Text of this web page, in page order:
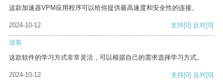
这款加速器VPM应用程序可以给你提供最高速度和安全性的连接。
2024-10-12 支持[0] 反对[0]
游客
这款软件的学习方式非常灵活，可以根据自己的需求选择学习方式。
2024-10-12 支持[0] 反对[0]